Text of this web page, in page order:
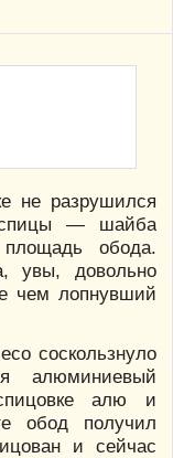
не разрушился
спицы — шайба
обода.
увы, довольно
чем лопнувший
соскользнуло
алюминиевый
алю и
обод получил
и сейчас